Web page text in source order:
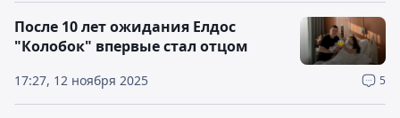
17:27, 12 ноября 2025 5
После 10 лет ожидания Елдос
"Колобок" впервые стал отцом